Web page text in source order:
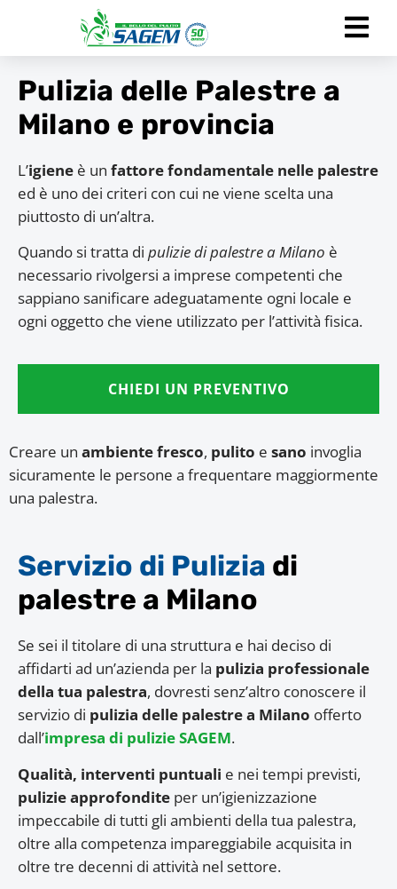
Pulizia delle Palestre a
Milano e provincia
L’igiene è un fattore fondamentale nelle palestre
ed è uno dei criteri con cui ne viene scelta una
piuttosto di un’altra.
Quando si tratta di pulizie di palestre a Milano è
necessario rivolgersi a imprese competenti che
sappiano sanificare adeguatamente ogni locale e
ogni oggetto che viene utilizzato per l’attività fisica.
CHIEDI UN PREVENTIVO
Creare un ambiente fresco, pulito e sano invoglia
sicuramente le persone a frequentare maggiormente
una palestra.
Servizio di Pulizia di
palestre a Milano
Se sei il titolare di una struttura e hai deciso di
affidarti ad un’azienda per la pulizia professionale
della tua palestra, dovresti senz’altro conoscere il
servizio di pulizia delle palestre a Milano offerto
dall’impresa di pulizie SAGEM.
Qualità, interventi puntuali e nei tempi previsti,
pulizieapprofondite per un’igienizzazione
impeccabile di tutti gli ambienti della tua palestra,
oltre alla competenza impareggiabile acquisita in
oltre tre decenni di attività nel settore.